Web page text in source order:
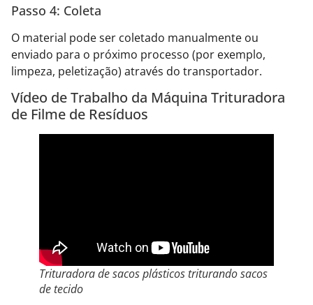
Passo 4: Coleta
O material pode ser coletado manualmente ou
enviado para o próximo processo (por exemplo,
limpeza, peletização) através do transportador.
Vídeo de Trabalho da Máquina Trituradora
de Filme de Resíduos
Trituradora de sacos plásticos triturando sacos
de tecido